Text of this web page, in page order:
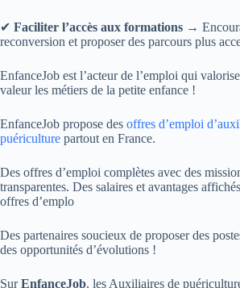
✔ Faciliter l’accès aux formations →
reconversion et proposer des parcours plus
EnfanceJob est l’acteur de l’emploi qui
valeur les métiers de la petite enfance !
EnfanceJob propose des offres d’emploi
puériculture partout en France.
Des offres d’emploi complètes avec des
transparentes. Des salaires et avantages
offres d’emplo
Des partenaires soucieux de proposer des
des opportunités d’évolutions !
SurEnfanceJob, les Auxiliaires de